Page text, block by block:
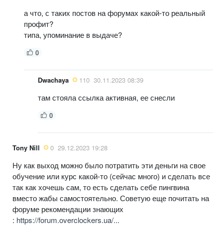
а что, с таких постов на форумах какой-то реальный
профит?
типа, упоминание в выдаче?
0
Dwachaya 110 30.11.2023 08:39
там стояла ссылка активная, ее снесли
0
Tony Nill 0 29.12.2023 19:28
Ну как выход можно было потратить эти деньги на свое
обучение или курс какой-то (сейчас много) и сделать все
так как хочешь сам, то есть сделать себе пингвина
вместо жабы самостоятельно. Советую еще почитать на
форуме рекомендации знающих
: https://forum.overclockers.ua/...